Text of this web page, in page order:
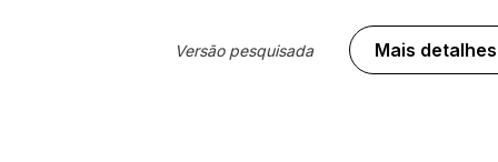
Versão pesquisada Mais detalhes